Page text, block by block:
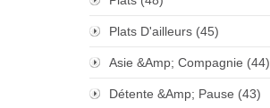
Plats D'ailleurs (45)
Asie &Amp; Compagnie (44)
Détente &Amp; Pause (43)